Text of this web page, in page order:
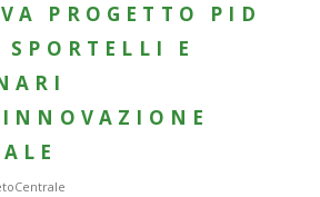
PROGETTO PID
E